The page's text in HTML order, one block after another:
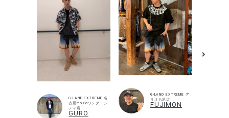
G-LAND EXTREME 名
古屋mozoワンダーシ
ティ店
GURO
G-LAND EXTREME ア
リオ八尾店
FUJIMON